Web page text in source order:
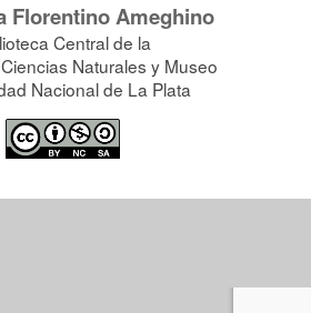
Florentino Ameghino
Central de la
Naturales y Museo
Nacional de La Plata